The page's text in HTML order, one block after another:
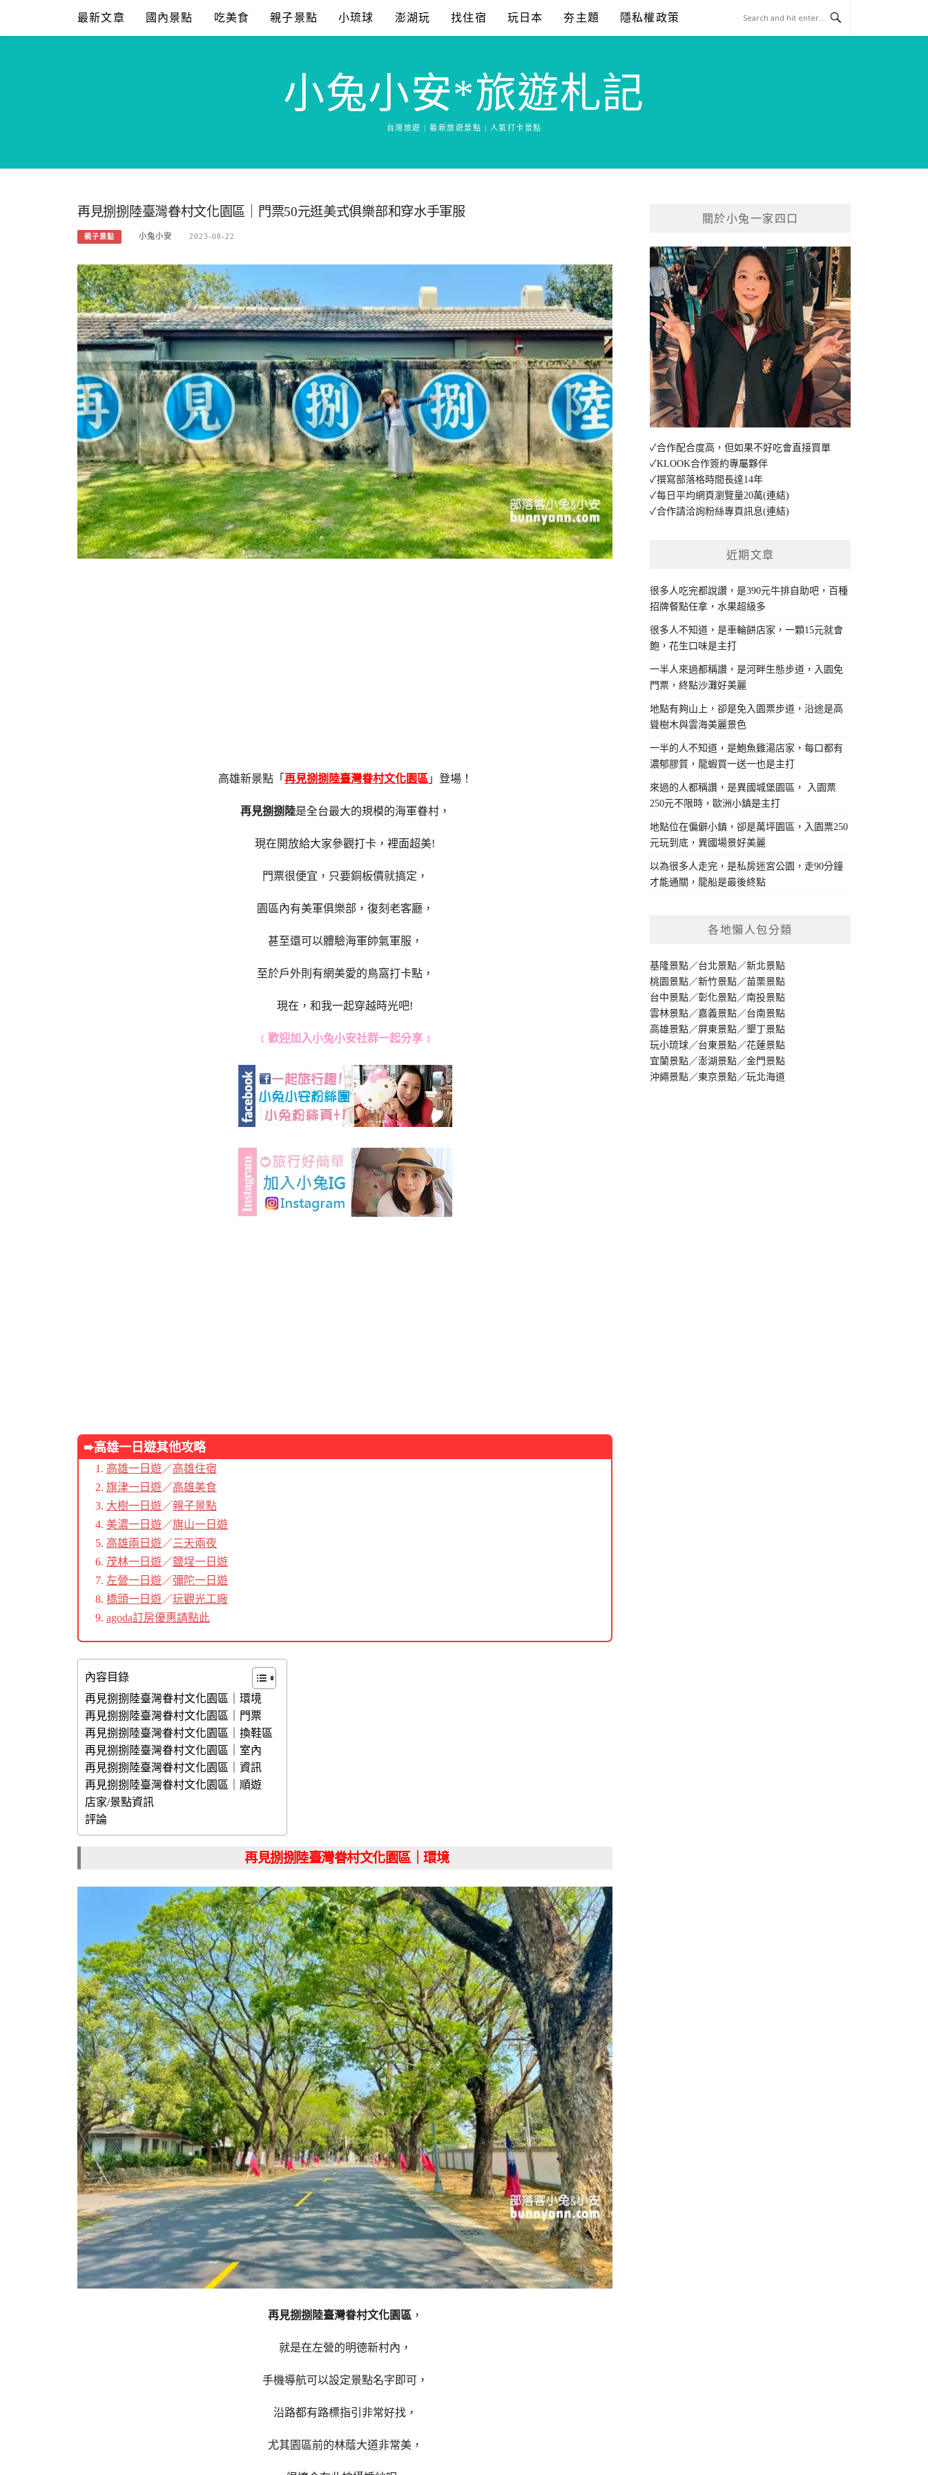
content
最新文章 國內景點 吃美食 親子景點 小琉球 澎湖玩 找住宿 玩日本 夯主題 隱私權政策
小兔小安*旅遊札記
台灣旅遊 | 最新旅遊景點 | 人氣打卡景點
再見捌捌陸臺灣眷村文化園區｜門票50元逛美式俱樂部和穿水手軍服
親子景點 小兔小安 2023-08-22
高雄新景點「 再見捌捌陸臺灣眷村文化園區」登場！
再見捌捌陸是全台最大的規模的海軍眷村，
現在開放給大家參觀打卡，裡面超美!
門票很便宜，只要銅板價就搞定，
園區內有美軍俱樂部，復刻老客廳，
甚至還可以體驗海軍帥氣軍服，
至於戶外則有網美愛的鳥窩打卡點，
現在，和我一起穿越時光吧!
﹝歡迎加入小兔小安社群一起分享﹞
➨高雄一日遊其他攻略
高雄一日遊／高雄住宿
旗津一日遊／高雄美食
大樹一日遊／親子景點
美濃一日遊／旗山一日遊
高雄兩日遊／三天兩夜
茂林一日遊／鹽埕一日遊
左營一日遊／彌陀一日遊
橋頭一日遊／玩觀光工廠
agoda訂房優惠請點此
內容目錄
再見捌捌陸臺灣眷村文化園區｜環境
再見捌捌陸臺灣眷村文化園區｜門票
再見捌捌陸臺灣眷村文化園區｜換鞋區
再見捌捌陸臺灣眷村文化園區｜室內
再見捌捌陸臺灣眷村文化園區｜資訊
再見捌捌陸臺灣眷村文化園區｜順遊
店家/景點資訊
評論
再見捌捌陸臺灣眷村文化園區｜環境
再見捌捌陸臺灣眷村文化園區 ，
就是在左營的明德新村內，
手機導航可以設定景點名字即可，
沿路都有路標指引非常好找，
尤其園區前的林蔭大道非常美，
關於小兔一家四口
✓合作配合度高，但如果不好吃會直接買單
✓KLOOK合作簽約專屬夥伴
✓撰寫部落格時間長達14年
✓每日平均網頁瀏覽量20萬(連結)
✓合作請洽詢粉絲專頁訊息(連結)
近期文章
很多人吃完都說讚，是390元牛排自助吧，百種
招牌餐點任拿，水果超級多
很多人不知道，是車輪餅店家，一顆15元就會
飽，花生口味是主打
一半人來過都稱讚，是河畔生態步道，入園免
門票，終點沙灘好美麗
地點有夠山上，卻是免入園票步道，沿途是高
聳樹木與雲海美麗景色
一半的人不知道，是鮑魚雞湯店家，每口都有
濃郁膠質，龍蝦買一送一也是主打
來過的人都稱讚，是異國城堡園區， 入園票
250元不限時，歐洲小鎮是主打
地點位在偏僻小鎮，卻是萬坪園區，入園票250
元玩到底，異國場景好美麗
以為很多人走完，是私房迷宮公園，走90分鐘
才能通關，龍船是最後終點
各地懶人包分類
基隆景點／台北景點／新北景點
桃園景點／新竹景點／苗栗景點
台中景點／彰化景點／南投景點
雲林景點／嘉義景點／台南景點
高雄景點／屏東景點／墾丁景點
玩小琉球／台東景點／花蓮景點
宜蘭景點／澎湖景點／金門景點
沖繩景點／東京景點／玩北海道